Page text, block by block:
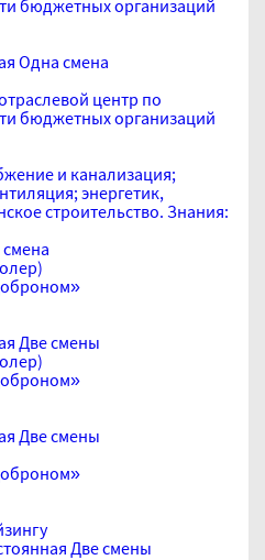
бюджетных организаций
Одна смена
центр по
бюджетных организаций
и канализация;
энергетик,
строительство. Знания:
Две смены
Две смены
Две смены